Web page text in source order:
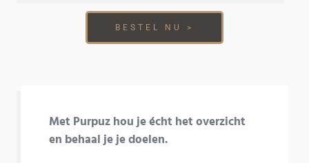
BESTEL NU >
Met Purpuz hou je écht het overzicht
en behaal je je doelen.